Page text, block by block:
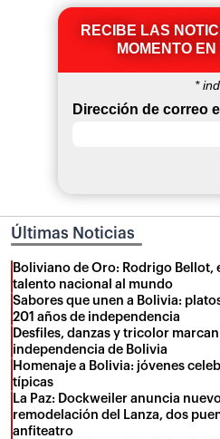
RECIBE LAS
MOMENTO
*
Dirección de correo
Últimas Noticias
Boliviano de Oro: Rodrigo Bellot,
talento nacional al mundo
Sabores que unen a Bolivia:
201 años de independencia
Desfiles, danzas y tricolor
independencia de Bolivia
Homenaje a Bolivia: jóvenes
típicas
La Paz: Dockweiler anuncia
remodelación del Lanza, dos
anfiteatro